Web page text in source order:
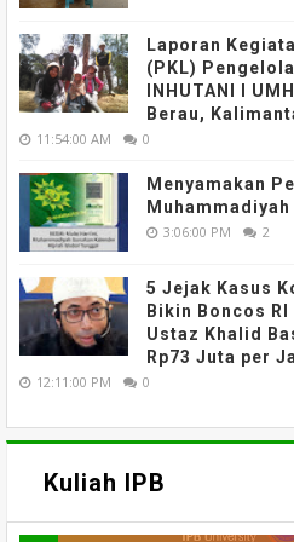
Laporan
(PKL)
INHUTANI I
Berau,
11:54:00 AM 0
Menyamakan
3:06:00 PM 2
5 Jejak Kasus
Bikin Boncos
Ustaz Khalid
Rp73 Juta per
12:11:00 PM 0
Kuliah IPB